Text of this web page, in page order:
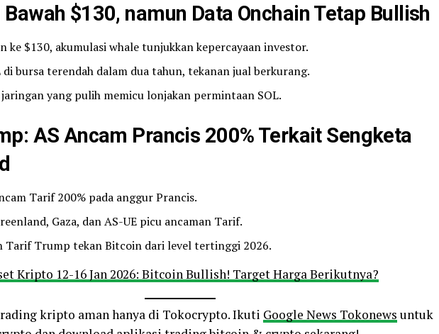
$130, namun Data Onchain Tetap Bullish
ke $130, akumulasi whale tunjukkan kepercayaan investor.
di bursa terendah dalam dua tahun, tekanan jual berkurang.
yang pulih memicu lonjakan permintaan SOL.
AS Ancam Prancis 200% Terkait Sengketa
Tarif 200% pada anggur Prancis.
Gaza, dan AS-UE picu ancaman Tarif.
Tarif Trump tekan Bitcoin dari level tertinggi 2026.
Kripto 12-16 Jan 2026: Bitcoin Bullish! Target Harga Berikutnya?
kripto aman hanya di Tokocrypto. Ikuti Google News Tokonews untuk